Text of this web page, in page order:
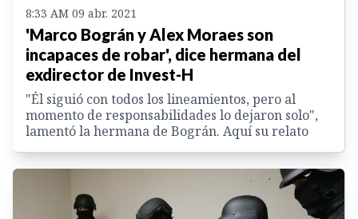
8:33 AM 09 abr. 2021
'Marco Bográn y Alex Moraes son
incapaces de robar', dice hermana del
exdirector de Invest-H
"Él siguió con todos los lineamientos, pero al
momento de responsabilidades lo dejaron solo",
lamentó la hermana de Bográn. Aquí su relato